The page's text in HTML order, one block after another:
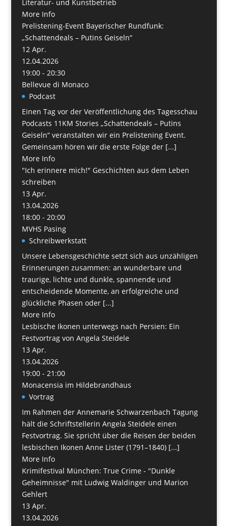
Literatur- und Kunstbetrieb
More Info
Prelistening-Event Bayerischer Rundfunk:
„Schattendeals – Putins Geiseln“
12 Apr.
12.04.2026
19:00 - 20:30
Bellevue di Monaco
Podcast
Einen Tag vor der Veröffentlichung des Tagesschau
Podcasts 11KM Stories „Schattendeals – Putins
Geiseln“ veranstalten wir ein Prelistening Event.
Gemeinsam hören wir die erste Folge der [...]
More Info
"Ich erinnere mich!" Geschichten aus dem Leben
schreiben
13 Apr.
13.04.2026
18:00 - 20:00
MVHS Pasing
Schreibwerkstatt
Unsere Lebensgeschichte setzt sich aus unzähligen
Erinnerungen zusammen: an wunderbare und
traurige, lichte und dunkle, spannende und
entscheidende Momente, an erfolgreiche und
glückliche Phasen oder [...]
More Info
Lesbische Ikonen unterwegs nach Persien: Ein
Festvortrag von Angela Steidele
13 Apr.
13.04.2026
19:00 - 21:00
Monacensia im Hildebrandhaus
Vortrag
Im Rahmen der Annemarie Schwarzenbach Tagung
hält die Schriftstellerin Angela Steidele einen
Festvortrag. Sie spricht über die Reisen der beiden
lesbischen Ikonen Anne Lister (1791–1840) [...]
More Info
Krimifestival München: True Crime - "Dunkle
Geheimnisse" mit Ludwig Waldinger und Marion
Gehlert
13 Apr.
13.04.2026